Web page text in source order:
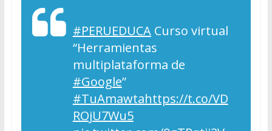
#PERUEDUCACurso virtual
“Herramientas
multiplataforma de
#Google”
#TuAmawtahttps://t.co/VD
ROjU7Wu5